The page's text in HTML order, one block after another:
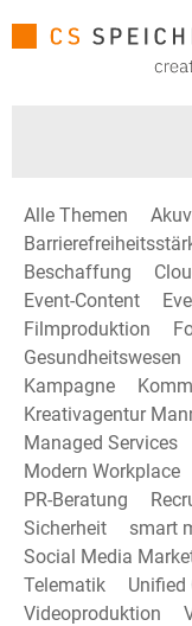
Alle Themen
Beschaffung
Event-Content
Filmproduktion
Gesundheitswesen
Kampagne
Kreativagentur
Managed Services
Modern Workplace
PR-Beratung
Sicherheit
smart
Social Media
Telematik
Videoproduktion